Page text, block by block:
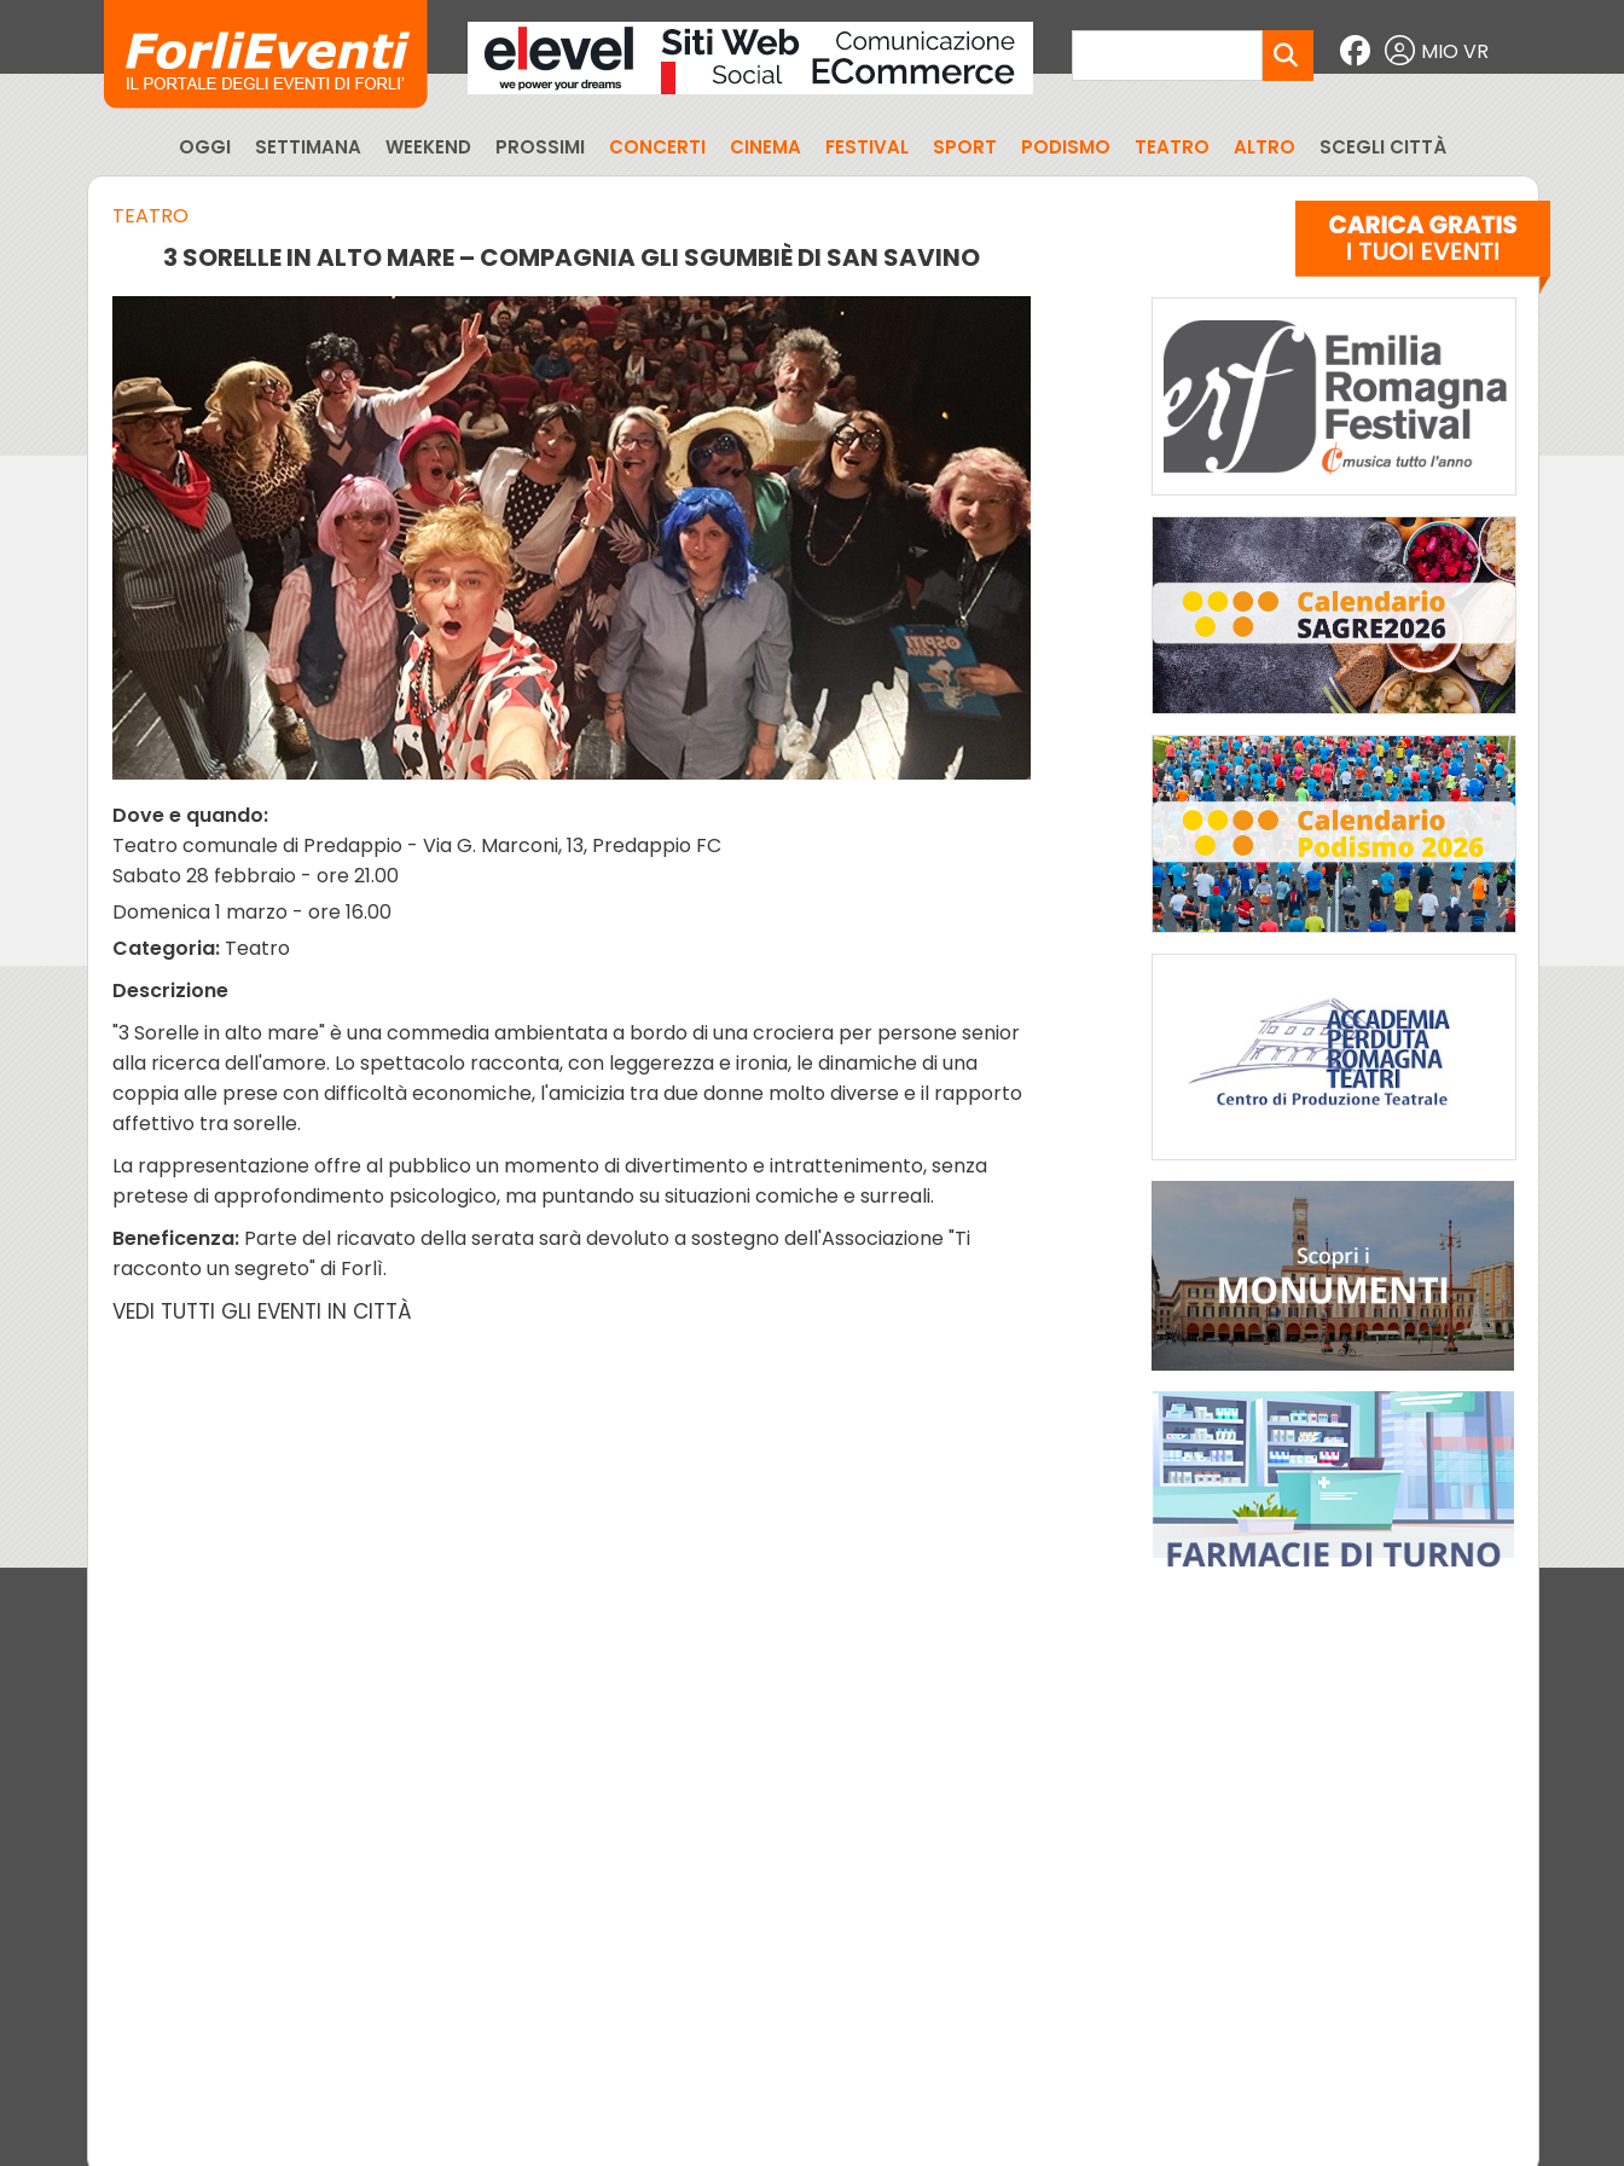
MIO VR
OGGI SETTIMANA WEEKEND PROSSIMI CONCERTI CINEMA FESTIVAL SPORT PODISMO TEATRO ALTRO SCEGLI CITTÀ
TEATRO
3 SORELLE IN ALTO MARE – COMPAGNIA GLI SGUMBIÈ DI SAN SAVINO
Dove e quando:
Teatro comunale di Predappio - Via G. Marconi, 13, Predappio FC
Sabato 28 febbraio - ore 21.00
Domenica 1 marzo - ore 16.00
Categoria: Teatro
Descrizione
"3 Sorelle in alto mare" è una commedia ambientata a bordo di una crociera per persone senior
alla ricerca dell'amore. Lo spettacolo racconta, con leggerezza e ironia, le dinamiche di una
coppia alle prese con difficoltà economiche, l'amicizia tra due donne molto diverse e il rapporto
affettivo tra sorelle.
La rappresentazione offre al pubblico un momento di divertimento e intrattenimento, senza
pretese di approfondimento psicologico, ma puntando su situazioni comiche e surreali.
Beneficenza: Parte del ricavato della serata sarà devoluto a sostegno dell'Associazione "Ti
racconto un segreto" di Forlì.
VEDI TUTTI GLI EVENTI IN CITTÀ